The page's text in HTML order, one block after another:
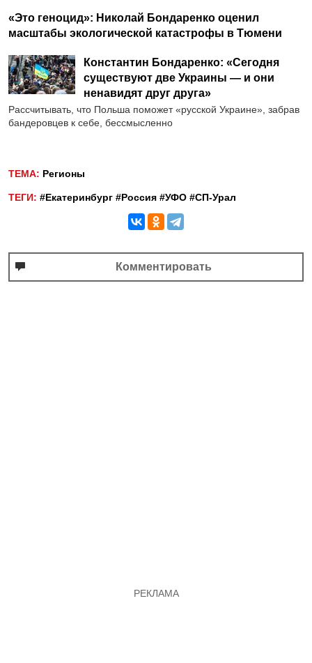
«Это геноцид»: Николай Бондаренко оценил
масштабы экологической катастрофы в Тюмени
Константин Бондаренко: «Сегодня
существуют две Украины — и они
ненавидят друг друга»
Рассчитывать, что Польша поможет «русской Украине», забрав
бандеровцев к себе, бессмысленно
ТЕМА: Регионы
ТЕГИ: #Екатеринбург #Россия #УФО #СП-Урал
Комментировать